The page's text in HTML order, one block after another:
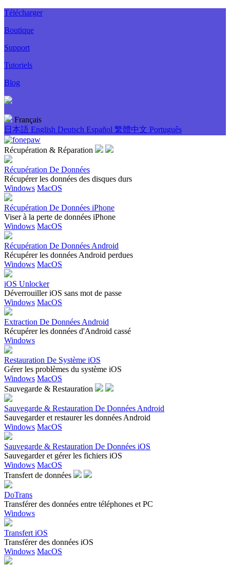
Télécharger
Boutique
Support
Tutoriels
Blog
Français
日本語 English Deutsch Español 繁體中文 Português
Récupération & Réparation
Récupération De Données
Récupérer les données des disques durs
Windows MacOS
Récupération De Données iPhone
Viser à la perte de données iPhone
Windows MacOS
Récupération De Données Android
Récupérer les données Android perdues
Windows MacOS
iOS Unlocker
Déverrouiller iOS sans mot de passe
Windows MacOS
Extraction De Données Android
Récupérer les données d'Android cassé
Windows
Restauration De Système iOS
Gérer les problèmes du système iOS
Windows MacOS
Sauvegarde & Restauration
Sauvegarde & Restauration De Données Android
Sauvegarder et restaurer les données Android
Windows MacOS
Sauvegarde & Restauration De Données iOS
Sauvegarder et gérer les fichiers iOS
Windows MacOS
Transfert de données
DoTrans
Transférer des données entre téléphones et PC
Windows
Transfert iOS
Transférer des données iOS
Windows MacOS